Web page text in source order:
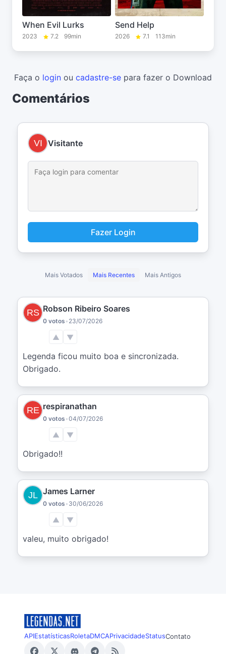
When Evil Lurks
2023 7.2 99min
Send Help
2026 7.1 113min
Faça o login ou cadastre-se para fazer o Download
Comentários
Visitante
Fazer Login
Mais Votados Mais Recentes Mais Antigos
Robson Ribeiro Soares
0 votos • 23/07/2026
▲ ▼
Legenda ficou muito boa e sincronizada.
Obrigado.
respiranathan
0 votos •04/07/2026
▲ ▼
Obrigado!!
James Larner
0 votos • 30/06/2026
▲ ▼
valeu, muito obrigado!
APIEstatísticasRoletaDMCAPrivacidadeStatusContato